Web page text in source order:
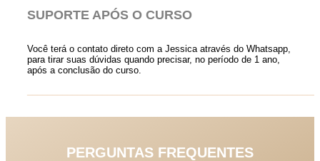
SUPORTE APÓS O CURSO
Você terá o contato direto com a Jessica através do Whatsapp,
para tirar suas dúvidas quando precisar, no período de 1 ano,
após a conclusão do curso.
PERGUNTAS FREQUENTES